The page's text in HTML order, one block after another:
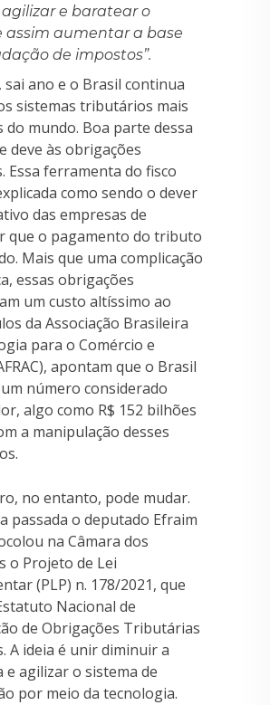
agilizar e baratear o
assim aumentar a base
de impostos”.
sai ano e o Brasil continua
sistemas tributários mais
do mundo. Boa parte dessa
deve às obrigações
Essa ferramenta do fisco
como sendo o dever
das empresas de
que o pagamento do tributo
Mais que uma complicação
essas obrigações
um custo altíssimo ao
da Associação Brasileira
para o Comércio e
apontam que o Brasil
número considerado
algo como R$ 152 bilhões
a manipulação desses
no entanto, pode mudar.
passada o deputado Efraim
na Câmara dos
o Projeto de Lei
(PLP) n. 178/2021, que
Nacional de
de Obrigações Tributárias
A ideia é unir diminuir a
e agilizar o sistema de
por meio da tecnologia.